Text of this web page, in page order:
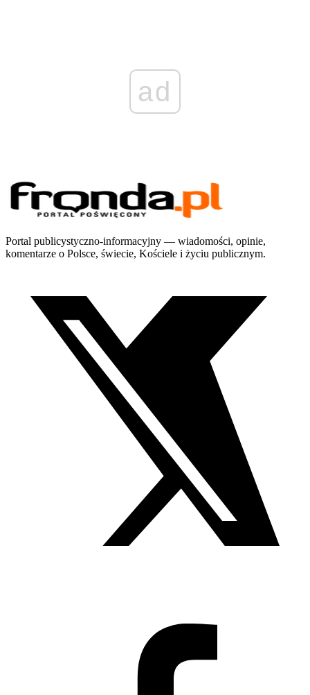
ad
Portal publicystyczno-informacyjny — wiadomości, opinie,
komentarze o Polsce, świecie, Kościele i życiu publicznym.